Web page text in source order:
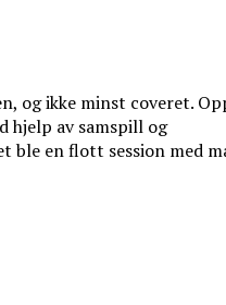
og ikke minst coveret.
hjelp av samspill og
ble en flott session med